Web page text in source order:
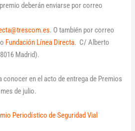
deberán enviarse por correo
. O también por correo
Fundación Línea Directa. C/ Alberto
Madrid).
conocer en el acto de entrega de Premios
de julio.
Periodístico de Seguridad Vial